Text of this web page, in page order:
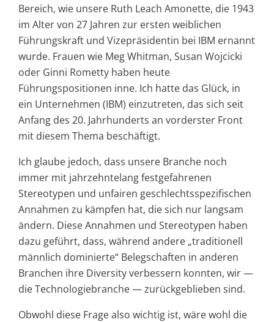
Bereich, wie unsere Ruth Leach Amonette, die 1943
im Alter von 27 Jahren zur ersten weiblichen
Führungskraft und Vizepräsidentin bei IBM ernannt
wurde. Frauen wie Meg Whitman, Susan Wojcicki
oder Ginni Rometty haben heute
Führungspositionen inne. Ich hatte das Glück, in
ein Unternehmen (IBM) einzutreten, das sich seit
Anfang des 20. Jahrhunderts an vorderster Front
mit diesem Thema beschäftigt.
Ich glaube jedoch, dass unsere Branche noch
immer mit jahrzehntelang festgefahrenen
Stereotypen und unfairen geschlechtsspezifischen
Annahmen zu kämpfen hat, die sich nur langsam
ändern. Diese Annahmen und Stereotypen haben
dazu geführt, dass, während andere „traditionell
männlich dominierte“ Belegschaften in anderen
Branchen ihre Diversity verbessern konnten, wir —
die Technologiebranche — zurückgeblieben sind.
Obwohl diese Frage also wichtig ist, wäre wohl die